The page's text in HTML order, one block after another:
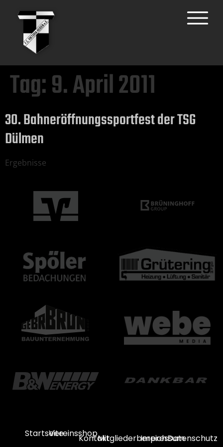
Tag:9. April 2011
30. Bahneröffnungssportfest der TSG
Dülmen
Ergebnisse
StartseiteVereinsshop
KontaktMitgliederbereich
ImpressumDatenschutz